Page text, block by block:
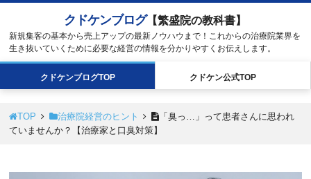
クドケンブログ【繁盛院の教科書】
新規集客の基本から売上アップの最新ノウハウまで！これからの治療院業界を
生き抜いていくために必要な経営の情報を分かりやすくお伝えします。
クドケンブログTOP クドケン公式TOP
TOP 治療院経営のヒント
「臭っ…」って患者さんに思われ
ていませんか？【治療家と口臭対策】